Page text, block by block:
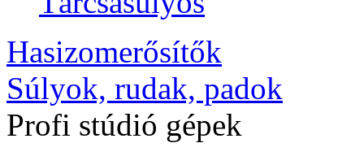
Hasizomerősítők
Súlyok, rudak, padok
Profi stúdió gépek